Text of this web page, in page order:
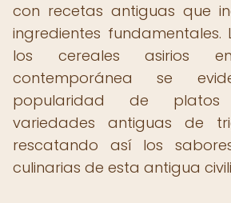
con recetas antiguas que
ingredientes fundamentales.
los cereales asirios
contemporánea se
popularidad de
variedades antiguas de
rescatando así los
culinarias de esta antigua